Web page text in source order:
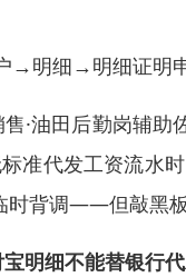
→明细→明细证明
油田后勤岗辅助
准代发工资流水
时背调——但敲黑板
明细不能替银行